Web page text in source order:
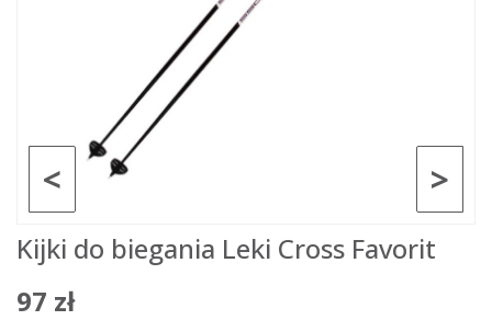
>
<
Kijki do biegania Leki Cross Favorit
97 zł